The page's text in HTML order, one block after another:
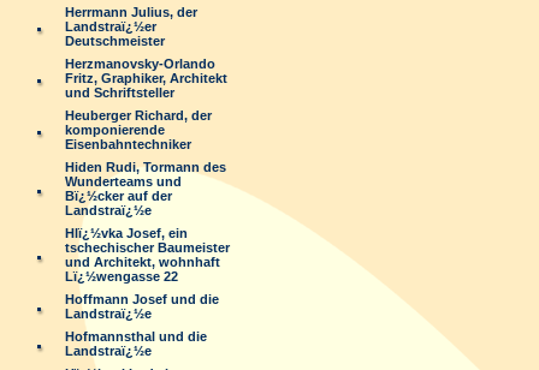
Herrmann Julius, der
Landstraï¿½er
Deutschmeister
Herzmanovsky-Orlando
Fritz, Graphiker, Architekt
und Schriftsteller
Heuberger Richard, der
komponierende
Eisenbahntechniker
Hiden Rudi, Tormann des
Wunderteams und
Bï¿½cker auf der
Landstraï¿½e
Hlï¿½vka Josef, ein
tschechischer Baumeister
und Architekt, wohnhaft
Lï¿½wengasse 22
Hoffmann Josef und die
Landstraï¿½e
Hofmannsthal und die
Landstraï¿½e